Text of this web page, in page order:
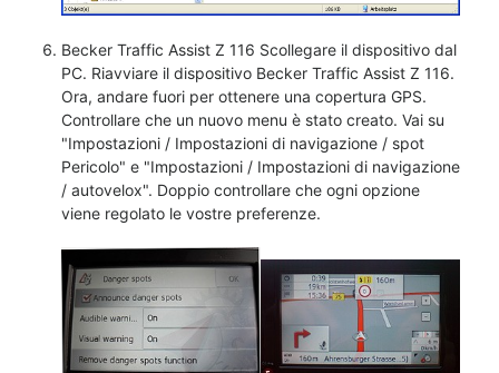
Becker Traffic Assist Z 116 Scollegare il dispositivo dal
PC. Riavviare il dispositivo Becker Traffic Assist Z 116.
Ora, andare fuori per ottenere una copertura GPS.
Controllare che un nuovo menu è stato creato. Vai su
"Impostazioni / Impostazioni di navigazione / spot
Pericolo" e "Impostazioni / Impostazioni di navigazione
/ autovelox". Doppio controllare che ogni opzione
viene regolato le vostre preferenze.